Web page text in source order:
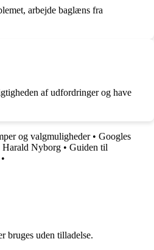
arbejde baglæns fra
af udfordringer og have
og valgmuligheder• Googles
Harald Nyborg • Guiden til
•
bruges uden tilladelse.